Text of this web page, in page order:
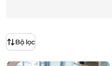
Bộ lọc